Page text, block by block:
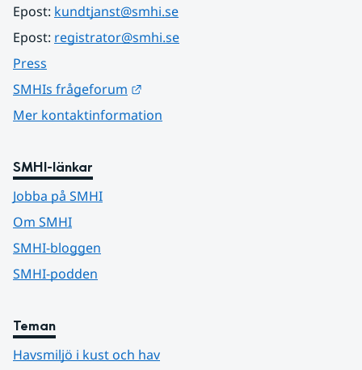
Epost: kundtjanst@smhi.se
Epost: registrator@smhi.se
Press
SMHIs frågeforum
Mer kontaktinformation
SMHI-länkar
Jobba på SMHI
Om SMHI
SMHI-bloggen
SMHI-podden
Teman
Havsmiljö i kust och hav